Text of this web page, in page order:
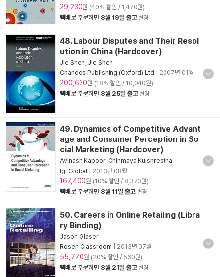
29,230원 (40% 할인 / 1,470원)
택배로 주문하면 8월 19일 출고 변경
48. Labour Disputes and Their Resol
ution in China (Hardcover)
Jie Shen Jie Shen
Chandos Publishing (Oxford) Ltd
2007년 01월
200,630원 (18% 할인 / 10,040원)
택배로 주문하면 8월 25일 출고 변경
49. Dynamics of Competitive Advant
age and Consumer Perception in So
cial Marketing (Hardcover)
Avinash Kapoor, Chinmaya Kulshrestha
Igi Global
2013년 08월
167,400원 (10% 할인 / 8,370원)
택배로 주문하면 8월 11일 출고 변경
50. Careers in Online Retailing (Libra
ry Binding)
Jason Glaser
Rosen Classroom
2013년 07월
55,770원 (20% 할인 / 560원)
택배로 주문하면 8월 21일 출고 변경